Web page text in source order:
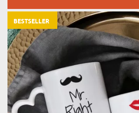
BESTSELLER